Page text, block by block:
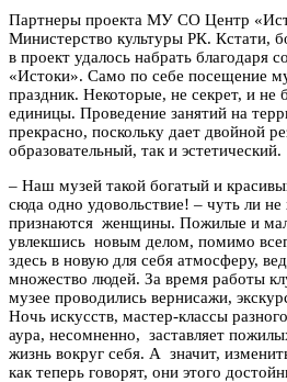
Партнеры проекта МУ СО Центр
Министерство культуры РК. Кстати,
в проект удалось набрать благодаря
«Истоки». Само по себе посещение
праздник. Некоторые, не секрет, и не
единицы. Проведение занятий на
прекрасно, поскольку дает двойной
образовательный, так и эстетический.
– Наш музей такой богатый и
сюда одно удовольствие! – чуть ли не
признаются женщины. Пожилые и
увлекшись новым делом, помимо
здесь в новую для себя атмосферу,
множество людей. За время работы
музее проводились вернисажи,
Ночь искусств, мастер-классы
аура, несомненно, заставляет
жизнь вокруг себя. А значит,
как теперь говорят, они этого